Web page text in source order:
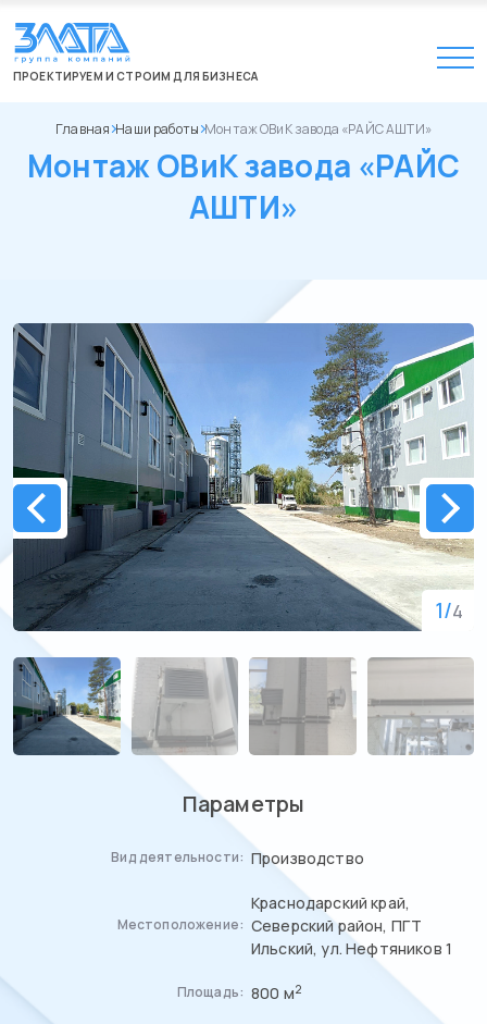
ПРОЕКТИРУЕМ И СТРОИМ ДЛЯ БИЗНЕСА
Главная Наши работы Монтаж ОВиК завода «РАЙС АШТИ»
Монтаж ОВиК завода «РАЙС
АШТИ»
1/4
Параметры
Вид деятельности: Производство
Местоположение:
Краснодарский край,
Северский район, ПГТ
Ильский, ул. Нефтяников 1
Площадь: 800 м2